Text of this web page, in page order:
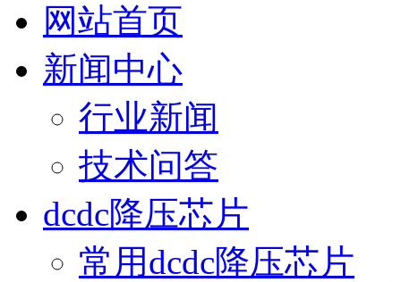
网站首页
新闻中心
行业新闻
技术问答
dcdc降压芯片
常用dcdc降压芯片